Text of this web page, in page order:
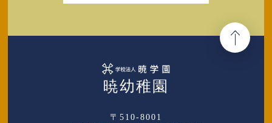
暁幼稚園
〒510-8001